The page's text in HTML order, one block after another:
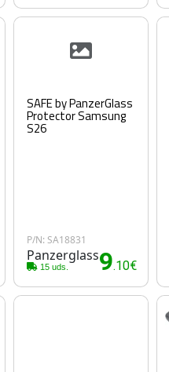
SAFE by PanzerGlass
Protector Samsung
S26
P/N: SA18831
Panzerglass
15 uds. 9.10€